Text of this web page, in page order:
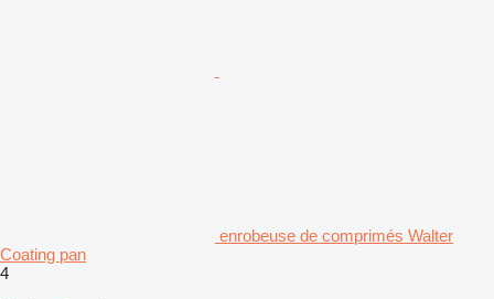
enrobeuse de comprimés Walter
Coating pan
4